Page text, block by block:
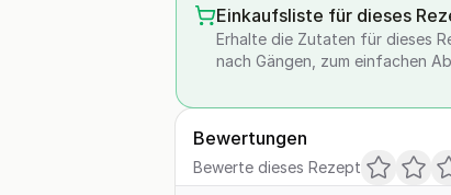
Einkaufsliste für dieses
Erhalte die Zutaten für dieses
nach Gängen, zum einfachen
Bewertungen
Bewerte dieses Rezept